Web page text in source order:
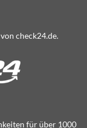
check24.de.
für über 1000